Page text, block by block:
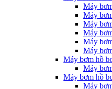
Máy
Máy
Máy
Máy
Máy
Máy
Máy bơm hồ
Máy
Máy bơm hồ
Máy